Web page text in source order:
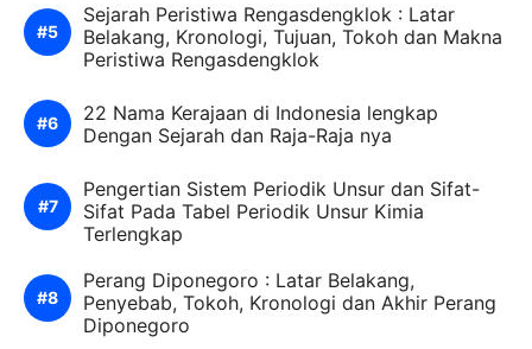
Sejarah Peristiwa Rengasdengklok : Latar
Belakang, Kronologi, Tujuan, Tokoh dan Makna
Peristiwa Rengasdengklok
22 Nama Kerajaan di Indonesia lengkap
Dengan Sejarah dan Raja-Raja nya
Pengertian Sistem Periodik Unsur dan Sifat-
Sifat Pada Tabel Periodik Unsur Kimia
Terlengkap
Perang Diponegoro : Latar Belakang,
Penyebab, Tokoh, Kronologi dan Akhir Perang
Diponegoro